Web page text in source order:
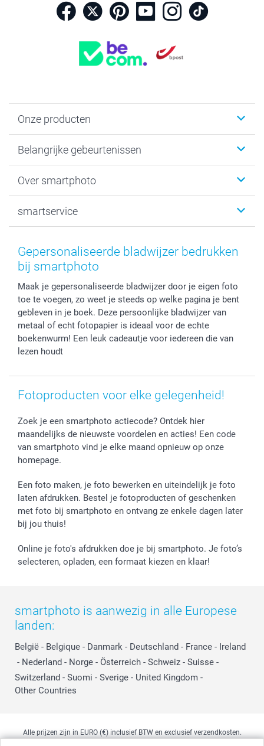
Onze producten
Fotogeschenken
Fotoprints, Fotoposter & Fotoalbum met fotoprints
MyNameBook
Stickers en Etiketten
Fotokaders, Decoratie en Snoepjes
Belangrijke gebeurtenissen
Baby
Communie- en Lentefeest
Geschenken voor hem
Afstuderen
Vaderdag
Verjaardag
Geboorte
Over smartphoto
Duurzaamheid
Voorwaarden
Herroepingsrecht
Wettelijke garantie
Privacybeleid
Cookiebeleid
Prijslijst
Jobs & Stages
smartservice
smartgarantie
smartbonus
Grote bestellingen
Levering
Mijn orderstatus
smartfriends
Gepersonaliseerde bladwijzer bedrukken
bij smartphoto
Maak je gepersonaliseerde bladwijzer door je eigen foto
toe te voegen, zo weet je steeds op welke pagina je bent
gebleven in je boek. Deze persoonlijke bladwijzer van
metaal of echt fotopapier is ideaal voor de echte
boekenwurm! Een leuk cadeautje voor iedereen die van
lezen houdt
Fotoproducten voor elke gelegenheid!
Zoek je een smartphoto actiecode? Ontdek hier
maandelijks de nieuwste voordelen en acties! Een code
van smartphoto vind je elke maand opnieuw op onze
homepage.
Een foto maken, je foto bewerken en uiteindelijk je foto
laten afdrukken. Bestel je fotoproducten of geschenken
met foto bij smartphoto en ontvang ze enkele dagen later
bij jou thuis!
Online je foto's afdrukken doe je bij smartphoto. Je foto’s
selecteren, opladen, een formaat kiezen en klaar!
smartphoto is aanwezig in alle Europese
landen:
België - Belgique - Danmark - Deutschland - France - Ireland
- Nederland - Norge - Österreich - Schweiz - Suisse -
Switzerland - Suomi - Sverige - United Kingdom -
Other Countries
Alle prijzen zijn in EURO (€) inclusief BTW en exclusief verzendkosten.